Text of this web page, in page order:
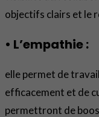
objectifs clairs et le
• L’empathie :
elle permet de
efficacement et de
permettront de